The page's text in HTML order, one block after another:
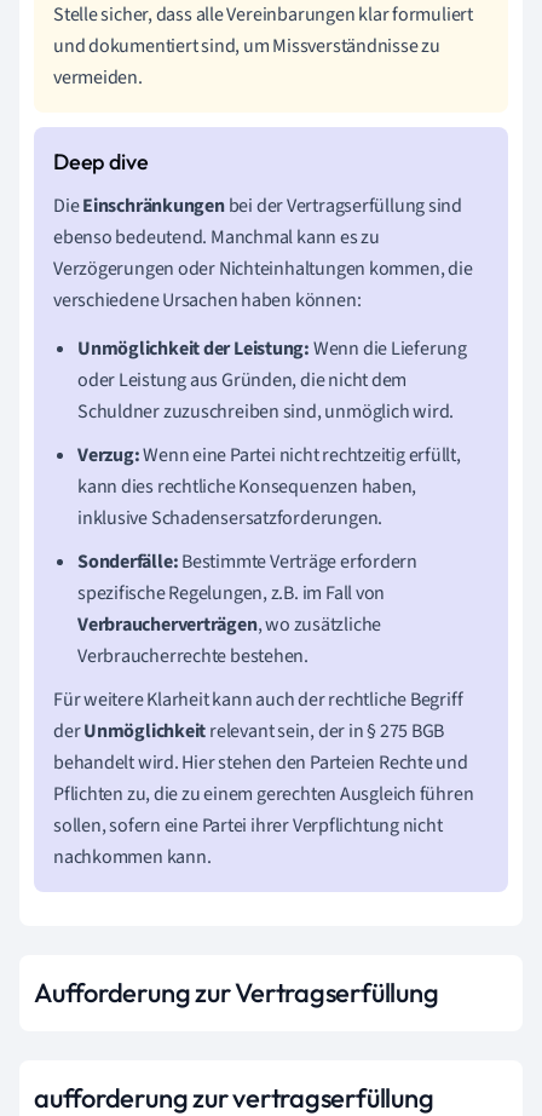
Stelle sicher, dass alle Vereinbarungen klar formuliert
und dokumentiert sind, um Missverständnisse zu
vermeiden.
DieEinschränkungenbei der Vertragserfüllung sind
ebenso bedeutend. Manchmal kann es zu
Verzögerungen oder Nichteinhaltungen kommen, die
verschiedene Ursachen haben können:
Unmöglichkeit der Leistung:Wenn die Lieferung
oder Leistung aus Gründen, die nicht dem
Schuldner zuzuschreiben sind, unmöglich wird.
Verzug:Wenn eine Partei nicht rechtzeitig erfüllt,
kann dies rechtliche Konsequenzen haben,
inklusive Schadensersatzforderungen.
Sonderfälle:Bestimmte Verträge erfordern
spezifische Regelungen, z.B. im Fall von
Verbraucherverträgen, wo zusätzliche
Verbraucherrechte bestehen.
Für weitere Klarheit kann auch der rechtliche Begriff
derUnmöglichkeitrelevant sein, der in § 275 BGB
behandelt wird. Hier stehen den Parteien Rechte und
Pflichten zu, die zu einem gerechten Ausgleich führen
sollen, sofern eine Partei ihrer Verpflichtung nicht
nachkommen kann.
Aufforderung zur Vertragserfüllung
aufforderung zur vertragserfüllung